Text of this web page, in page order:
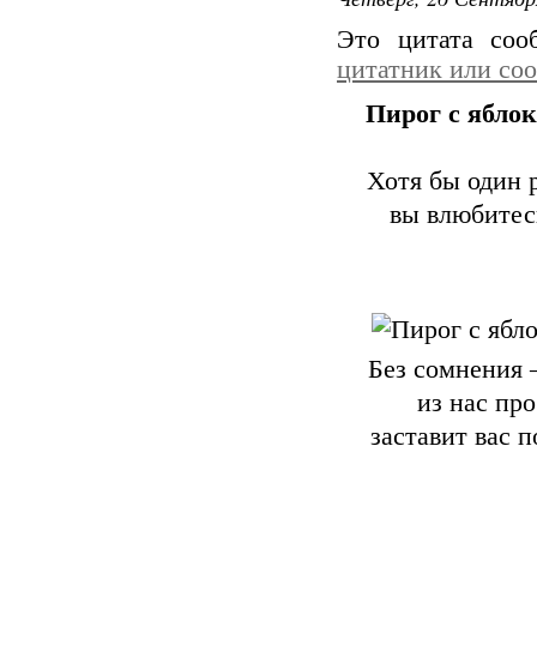
через
аджике
сахар,
Это цитата
цитатник или
Пирог с
Хотя бы один
вы
Без сомнения
из нас
заставит вас